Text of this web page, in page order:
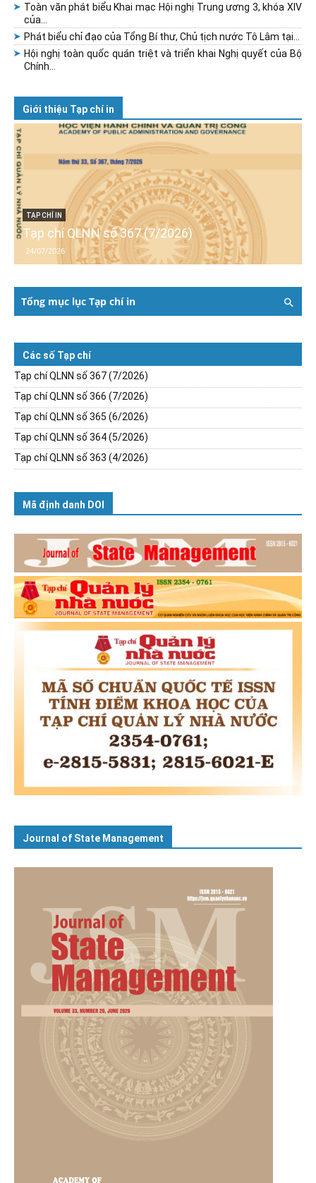
Toàn văn phát biểu Khai mạc Hội nghị Trung ương 3, khóa XIV
của...
Phát biểu chỉ đạo của Tổng Bí thư, Chủ tịch nước Tô Lâm tại...
Hội nghị toàn quốc quán triệt và triển khai Nghị quyết của Bộ
Chính...
Giới thiệu Tạp chí in
TẠP CHÍ IN
Tạp chí QLNN số 367 (7/2026)
24/07/2026
Tổng mục lục Tạp chí in
Các số Tạp chí
Tạp chí QLNN số 367 (7/2026)
Tạp chí QLNN số 366 (7/2026)
Tạp chí QLNN số 365 (6/2026)
Tạp chí QLNN số 364 (5/2026)
Tạp chí QLNN số 363 (4/2026)
Mã định danh DOI
Journal of State Management